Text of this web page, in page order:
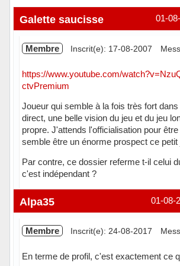
01-
Galette saucisse
Membre Inscrit(e): 17-08-2007
https://www.youtube.com/
ctvPremium
Joueur qui semble à la fois très fort
direct, une belle vision du jeu et du jeu
propre. J'attends l'officialisation pour
semble être un énorme prospect ce petit
Par contre, ce dossier referme t-il celui
c'est indépendant ?
Hors ligne 01-08-
Alpa35
Membre Inscrit(e): 24-08-2017
En terme de profil, c'est exactement ce